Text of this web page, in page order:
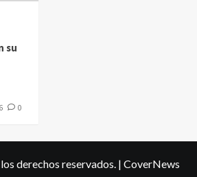
su
0
derechos reservados. | CoverNews